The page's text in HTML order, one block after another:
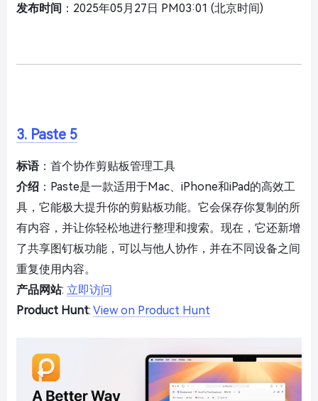
发布时间 ：2025年05月27日 PM03:01 (北京时间)
3. Paste 5
标语：首个协作剪贴板管理工具
介绍 ：Paste是一款适用于Mac、iPhone和iPad的高效工
具，它能极大提升你的剪贴板功能。它会保存你复制的所
有内容，并让你轻松地进行整理和搜索。现在，它还新增
了共享图钉板功能，可以与他人协作，并在不同设备之间
重复使用内容。
产品网站: 立即访问
Product Hunt: View on Product Hunt